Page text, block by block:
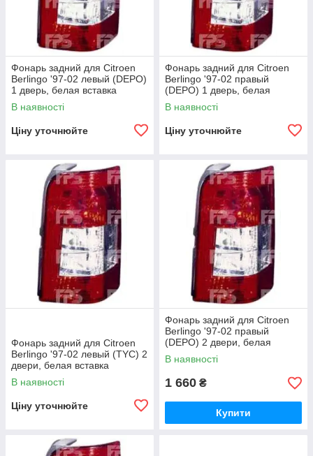
Фонарь задний для Citroen
Berlingo '97-02 левый (DEPO)
1 дверь, белая вставка
В наявності
Ціну уточнюйте
Фонарь задний для Citroen
Berlingo '97-02 правый
(DEPO) 1 дверь, белая
вставка
В наявності
Ціну уточнюйте
Фонарь задний для Citroen
Berlingo '97-02 левый (TYC) 2
двери, белая вставка
В наявності
Ціну уточнюйте
Фонарь задний для Citroen
Berlingo '97-02 правый
(DEPO) 2 двери, белая
вставка
В наявності
1 660 ₴
Купити